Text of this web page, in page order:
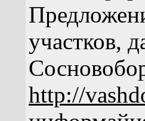
участков,
http://